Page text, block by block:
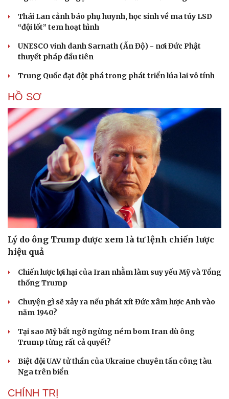
Thái Lan cảnh báo phụ huynh, học sinh về ma túy LSD
“đội lốt” tem hoạt hình
UNESCO vinh danh Sarnath (Ấn Độ) - nơi Đức Phật
thuyết pháp đầu tiên
Trung Quốc đạt đột phá trong phát triển lúa lai vô tính
HỒ SƠ
Lý do ông Trump được xem là tư lệnh chiến lược
hiệu quả
Chiến lược lợi hại của Iran nhằm làm suy yếu Mỹ và Tổng
thống Trump
Chuyện gì sẽ xảy ra nếu phát xít Đức xâm lược Anh vào
năm 1940?
Tại sao Mỹ bất ngờ ngừng ném bom Iran dù ông
Trump từng rất cả quyết?
Biệt đội UAV tử thần của Ukraine chuyên tấn công tàu
Nga trên biển
CHÍNH TRỊ